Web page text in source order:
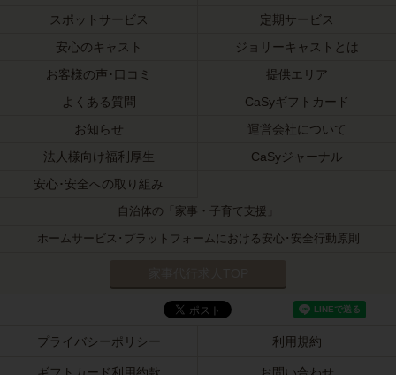
スポットサービス
定期サービス
安心のキャスト
ジョリーキャストとは
お客様の声･口コミ
提供エリア
よくある質問
CaSyギフトカード
お知らせ
運営会社について
法人様向け福利厚生
CaSyジャーナル
安心･安全への取り組み
自治体の「家事・子育て支援」
ホームサービス･プラットフォームにおける安心･安全行動原則
プライバシーポリシー 利用規約
ギフトカード利用約款 お問い合わせ